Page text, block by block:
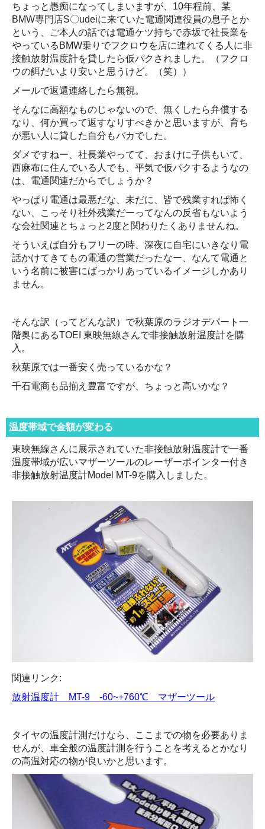
ちょっと愚痴になってしまいますが、10年程前、某
BMW専門店S〇udeiに来ていた電通関連役員の息子とか
という、ご本人の話では電通ケツ持ちで赤坂で社長業を
やっているBMW乗りでフクロウを店に連れてくる人に非
接触放射温度計を貸したら仮パクされました。（フクロ
ウの餌だいより安いと思うけど。（笑））
メールで返還連絡したら無視。
そんなに高額なものじゃないので、無くしたら弁償する
なり、何か買って返すなりすべきかと思いますが、育ち
が悪い人に貸した自分もバカでした。
ダメですねー、社長業やってて、おまけに子供もいて、
西麻布に住んでいる人でも、平気で仮パクするようなの
は、電通関連だからでしょうか？
やっぱり電通は最悪だな、未だに、皆で残業すれば怖く
ない、こっそり社外残業だーってなんの反省もないよう
な会社関連とちょっと2度と関わりたくありませんね。
そういえば自分もフリーの時、深夜に自宅にいきなり電
話かけてきてもの電通の営業だったなー、なんて電通と
いう名前に被害にばっかりあっているイメージしかあり
ません。
そんな訳（ってどんな訳）で秋葉原のラジオデパート一
階奥にあるTOEI 東映無線さんで非接触放射温度計を購
入。
秋葉原では一番安く売っているかな？
千石電商も品揃え豊富ですが、ちょっと高いかな？
温度帯域で金額が変わる
東映無線さんに展示されていた非接触放射温度計で一番
温度帯域が広いマザーツールのレーザーポインター付き
非接触放射温度計Model MT-9を購入しました。
関連リンク:
放射温度計 MT-9 -60~+760℃ マザーツール
タイヤの温度計測だけなら、ここまでの物を必要ありま
せんが、車全般の温度計測を行うことを考えるとかなり
の高温対応の物が良いかと思います。